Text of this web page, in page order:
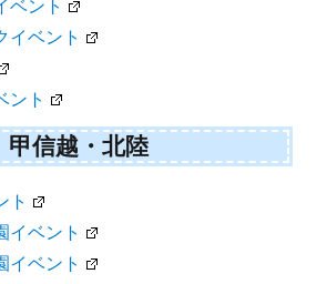
ベント
イベント
ント
甲信越・北陸
ト
イベント
イベント